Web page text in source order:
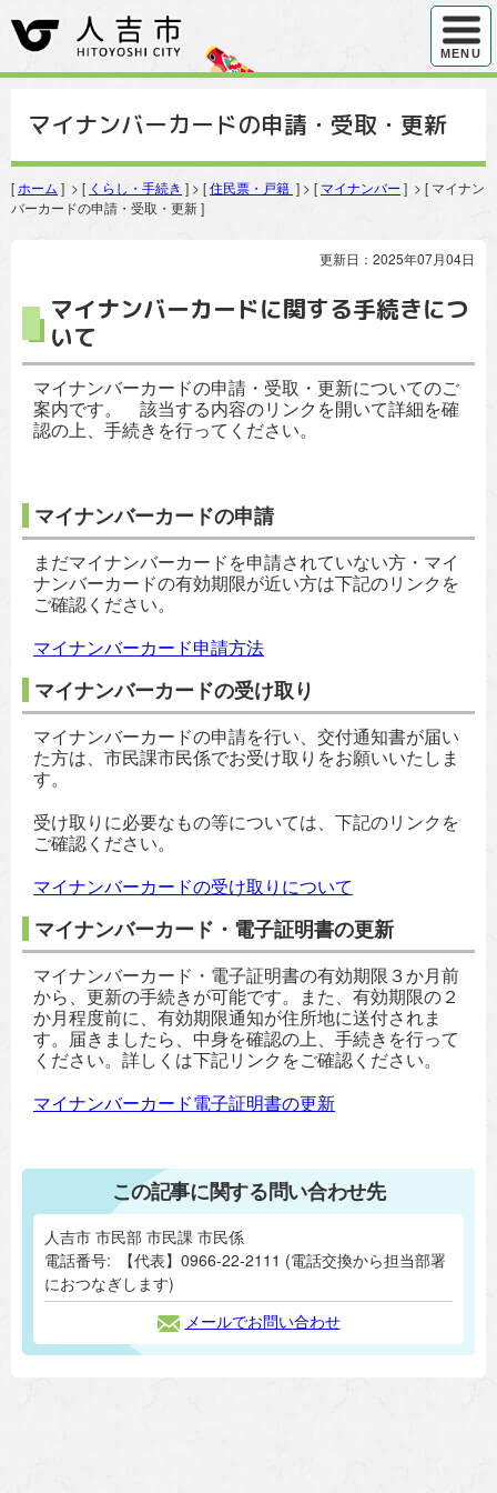
ハンバ
MENU
マイナンバーカードの申請・受取・更新
[ ホーム ] > [ くらし・手続き ] > [住民票・戸籍 ] > [ マイナンバー ] > [ マイナン
バーカードの申請・受取・更新 ]
更新日：2025年07月04日
マイナンバーカードに関する手続きにつ
いて
マイナンバーカードの申請・受取・更新についてのご
案内です。 該当する内容のリンクを開いて詳細を確
認の上、手続きを行ってください。
マイナンバーカードの申請
まだマイナンバーカードを申請されていない方・マイ
ナンバーカードの有効期限が近い方は下記のリンクを
ご確認ください。
マイナンバーカード申請方法
マイナンバーカードの受け取り
マイナンバーカードの申請を行い、交付通知書が届い
た方は、市民課市民係でお受け取りをお願いいたしま
す。
受け取りに必要なもの等については、下記のリンクを
ご確認ください。
マイナンバーカードの受け取りについて
マイナンバーカード・電子証明書の更新
マイナンバーカード・電子証明書の有効期限３か月前
から、更新の手続きが可能です。また、有効期限の２
か月程度前に、有効期限通知が住所地に送付されま
す。届きましたら、中身を確認の上、手続きを行って
ください。詳しくは下記リンクをご確認ください。
マイナンバーカード電子証明書の更新
この記事に関する問い合わせ先
人吉市 市民部 市民課 市民係
電話番号:
【代表】0966-22-2111 (電話交換から担当部署
におつなぎします)
メールでお問い合わせ